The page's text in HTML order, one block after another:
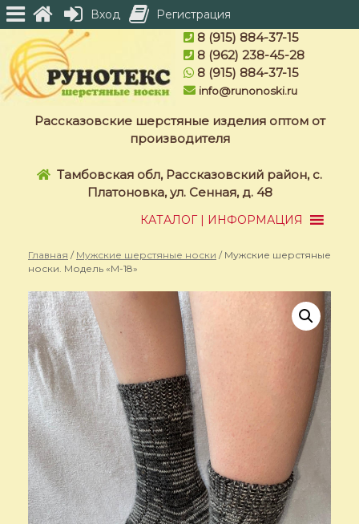
content
8 (915) 884-37-15
8 (962) 238-45-28
8 (915) 884-37-15
info@runonoski.ru
Рассказовские шерстяные изделия оптом от
производителя
Тамбовская обл, Рассказовский район, с.
Платоновка, ул. Сенная, д. 48
КАТАЛОГ | ИНФОРМАЦИЯ
Главная / Мужские шерстяные носки / Мужские шерстяные
носки. Модель «M-18»
Вход Регистрация